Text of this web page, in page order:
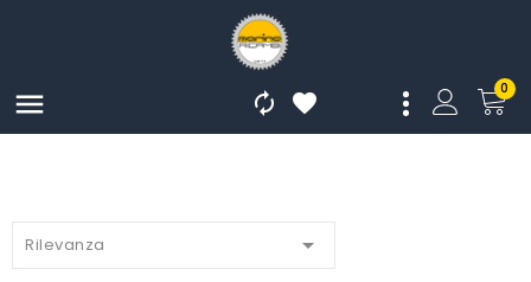
 0


Rilevanza 